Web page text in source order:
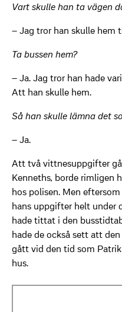
Vart skulle han ta vägen
– Jag tror han skulle hem
Ta bussen hem?
– Ja. Jag tror han hade
Att han skulle hem.
Så han skulle lämna det
– Ja.
Att två vittnesuppgifter
Kenneths, borde rimligen
hos polisen. Men
hans uppgifter helt under
hade tittat i den
hade de också sett att
gått vid den tid som
hus.